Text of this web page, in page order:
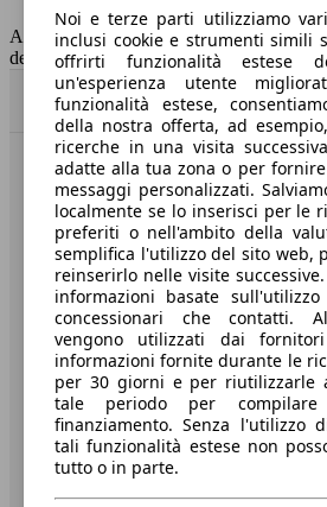
Capacità del serbatoio
60 l
AutoScout24 non si assume alcuna
dei dati.
Benvenuti su AutoScout24, il
Società
A proposito di AutoScout24
Stampa
Media
Condizioni generali
Informazioni
Privacy
Noi e terze parti utilizziamo
inclusi cookie e strumenti simili
offrirti funzionalità estese
un'esperienza utente
funzionalità estese,
della nostra offerta, ad
ricerche in una visita
adatte alla tua zona o per
messaggi personalizzati.
localmente se lo inserisci per le
preferiti o nell'ambito della
semplifica l'utilizzo del sito web,
reinserirlo nelle visite
informazioni basate
concessionari che contatti.
vengono utilizzati dai
informazioni fornite durante le
per 30 giorni e per riutilizzarle
tale periodo per
finanziamento. Senza l'utilizzo
tali funzionalità estese non
tutto o in parte.